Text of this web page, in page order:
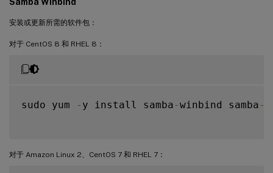
安装或更新所需的软件包：
对于 CentOS 8 和 RHEL 8：
sudo yum - y install samba -winbind samba -
对于 Amazon Linux 2、CentOS 7 和 RHEL 7：